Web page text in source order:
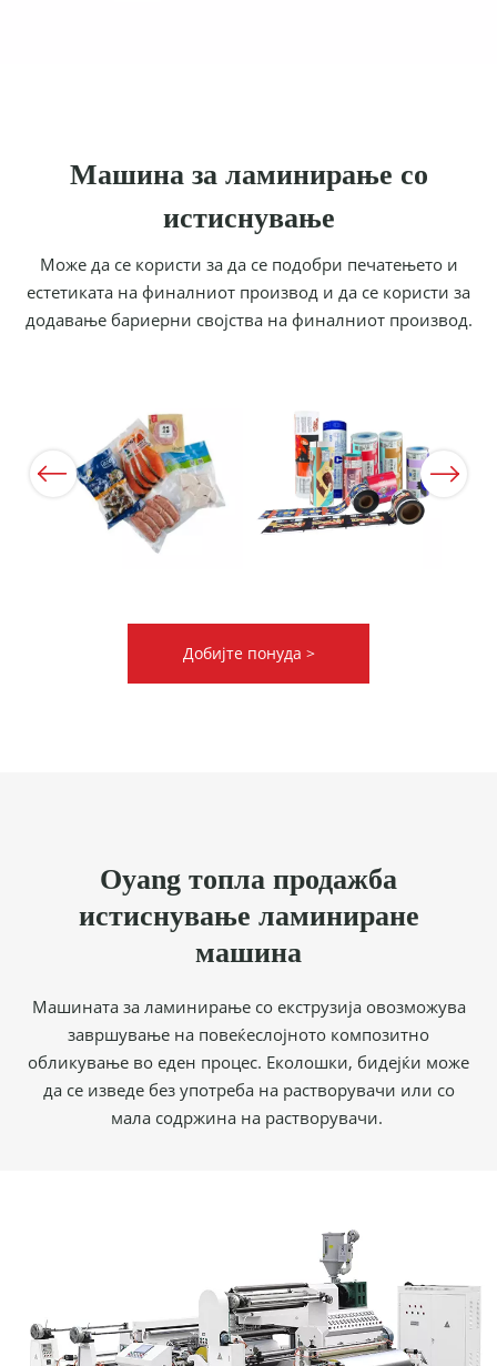
Машина за ламинирање со
истиснување
Може да се користи за да се подобри печатењето и
естетиката на финалниот производ и да се користи за
додавање бариерни својства на финалниот производ.
Previous Next
Добијте понуда >
Oyang топла продажба
истиснување ламиниране
машина
Машината за ламинирање со екструзија овозможува
завршување на повеќеслојното композитно
обликување во еден процес. Еколошки, бидејќи може
да се изведе без употреба на растворувачи или со
мала содржина на растворувачи.